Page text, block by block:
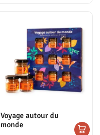
Voyage autour du
monde